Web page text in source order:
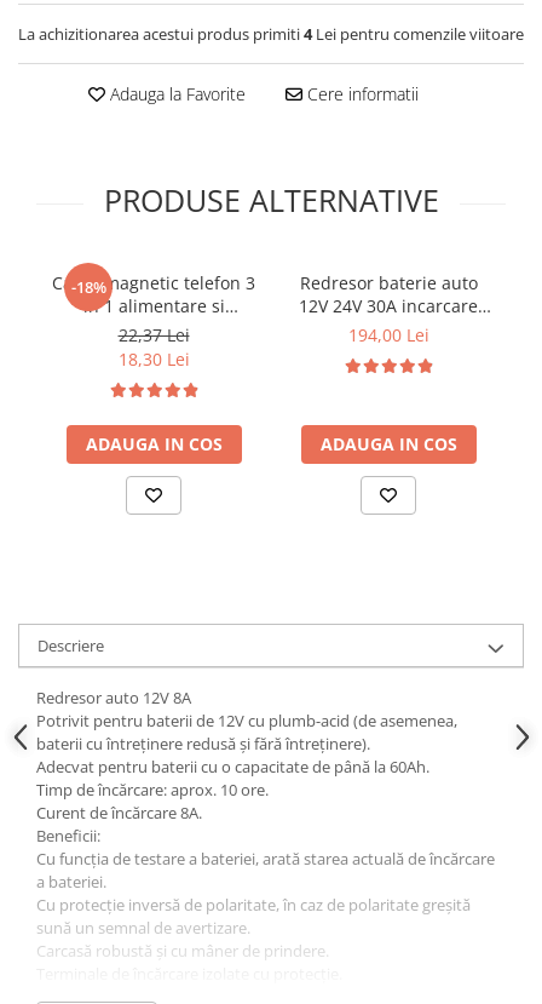
Folie Geamuri
Huse Volan cu Ac si Ata
Huse Volan Piele Naturala
Nuca Volan
Odorizante Auto
Oglinda Retrovizoare
Ornamente Protectie Portiera
Ornamente Schimbator Viteza
Prelate Auto
Scrumiere Auto
Stergatoare Parbriz
Suport Auto Ochelari
Suporti Numar Inmatriculare
Suporti Pahar Auto
Suporti Telefon Auto
Tetiera Auto
Covorase SUZUKI
Covorase TOYOTA
Covorase VOLKSWAGEN
La achizitionarea acestui produs primiti4Lei pentru comenzile viitoare
Adauga la Favorite Cere informatii
PRODUSE ALTERNATIVE
-18%
Cablu magnetic telefon 3
in 1 alimentare si
transfer date universal cu
3 capete
22,37 Lei
18,30 Lei
ADAUGA IN COS
Redresor baterie auto
12V 24V 30A incarcare
rapida
194,00 Lei
ADAUGA IN COS
Descriere
Redresor auto 12V 8A
Potrivit pentru baterii de 12V cu plumb-acid (de asemenea,
baterii cu întreținere redusă și fără întreținere).
Adecvat pentru baterii cu o capacitate de până la 60Ah.
Timp de încărcare: aprox. 10 ore.
Curent de încărcare 8A.
Beneficii:
Cu funcția de testare a bateriei, arată starea actuală de încărcare
a bateriei.
Cu protecție inversă de polaritate, în caz de polaritate greșită
sună un semnal de avertizare.
Carcasă robustă și cu mâner de prindere.
Cablul de alimentare cu priza Euro.